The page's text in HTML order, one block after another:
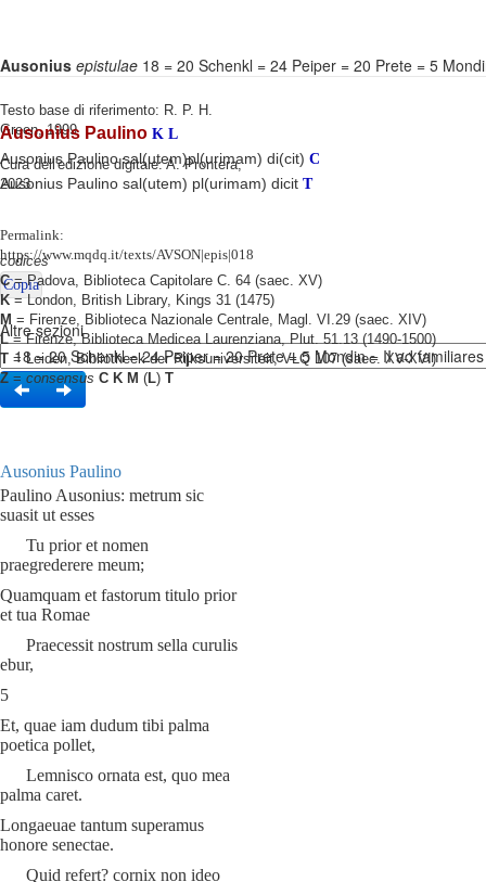
Ausonius epistulae 18 = 20 Schenkl = 24 Peiper = 20 Prete = 5
Testo base di riferimento: R. P. H.
Green, 1999
Cura dell'edizione digitale: A. Prontera,
2023
Permalink:
https://www.mqdq.it/texts/AVSON|epis|018
Copia
Altre sezioni
Ausonius Paulino
Paulino Ausonius: metrum sic
suasit ut esses
Tu prior et nomen
praegrederere meum;
Quamquam et fastorum titulo prior
et tua Romae
Praecessit nostrum sella curulis
ebur,
5
Et, quae iam dudum tibi palma
poetica pollet,
Lemnisco ornata est, quo mea
palma caret.
Longaeuae tantum superamus
honore senectae.
Quid refert? cornix non ideo
Ausonius Paulino K L
Ausonius Paulino sal(utem)pl(urimam) di(cit) C
Ausonius Paulino sal(utem) pl(urimam) dicit T
codices
C= Padova, Biblioteca Capitolare C. 64 (saec. XV)
K= London, British Library, Kings 31 (1475)
M = Firenze, Biblioteca Nazionale Centrale, Magl. VI.29 (saec. XIV)
L= Firenze, Biblioteca Medicea Laurenziana, Plut. 51.13 (1490-1500)
T = Leiden, Bibliotheek der Rijksuniversiteit, VLQ 107 (saec. XV-XVI)
Z = consensus C K M (L) T